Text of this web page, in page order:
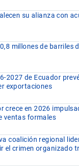
su alianza con
millones de barriles
2027 de Ecuador
exportaciones
crece en 2026
ventas formales
coalición regional
el crimen organizado